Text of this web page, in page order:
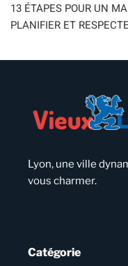
13 ÉTAPES POUR UN
PLANIFIER ET
Lyon, une ville
vous charmer.
Catégorie